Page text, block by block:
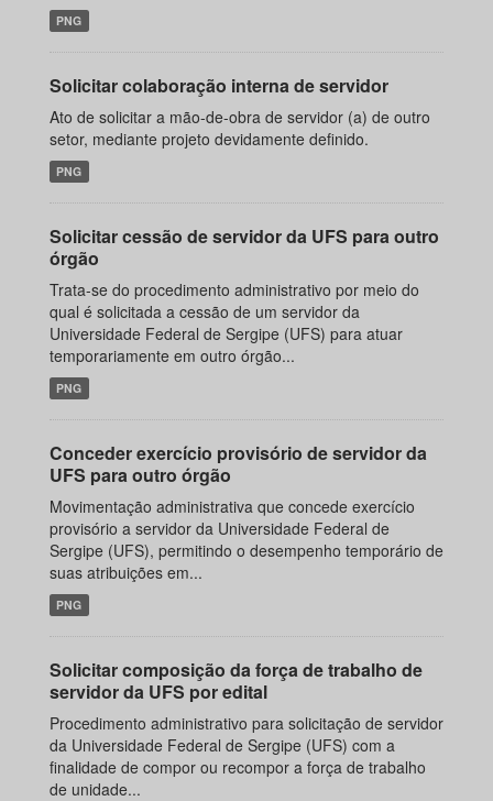
PNG
Solicitar colaboração interna de servidor
Ato de solicitar a mão-de-obra de servidor (a) de outro
setor, mediante projeto devidamente definido.
PNG
Solicitar cessão de servidor da UFS para outro
órgão
Trata-se do procedimento administrativo por meio do
qual é solicitada a cessão de um servidor da
Universidade Federal de Sergipe (UFS) para atuar
temporariamente em outro órgão...
PNG
Conceder exercício provisório de servidor da
UFS para outro órgão
Movimentação administrativa que concede exercício
provisório a servidor da Universidade Federal de
Sergipe (UFS), permitindo o desempenho temporário de
suas atribuições em...
PNG
Solicitar composição da força de trabalho de
servidor da UFS por edital
Procedimento administrativo para solicitação de servidor
da Universidade Federal de Sergipe (UFS) com a
finalidade de compor ou recompor a força de trabalho
de unidade...